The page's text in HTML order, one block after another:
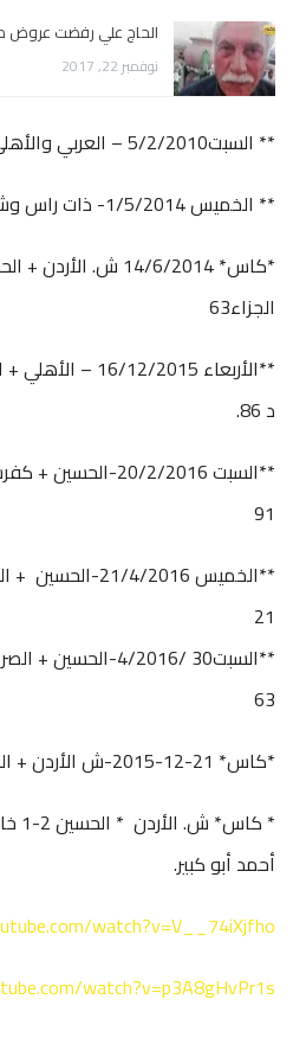
الحاج علي رفضت عروض من
نوفمبر 22, 2017
** السبت5/2/2010 – العربي والأهلي 2/1 محمد شيشاني 94
** الخميس 1/5/2014- ذات راس وش.الاردن 1/1 الشيشاني 90
الجزاء63
د 86.
91
21
63
*كاس* 21-12-2015-ش الأردن + الحسين 3-1 عمر الشيشاني 60
*
أحمد أبو كبير.
watch?v=V__74iXjfho
watch?v=p3A8gHvPr1s